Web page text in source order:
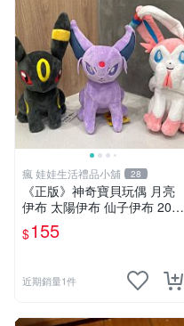
瘋 娃娃生活禮品小舖 28
《正版》神奇寶貝玩偶 月亮
伊布 太陽伊布 仙子伊布 20公
分 寶可夢娃娃 POKÉMON
$155
近期銷量1件